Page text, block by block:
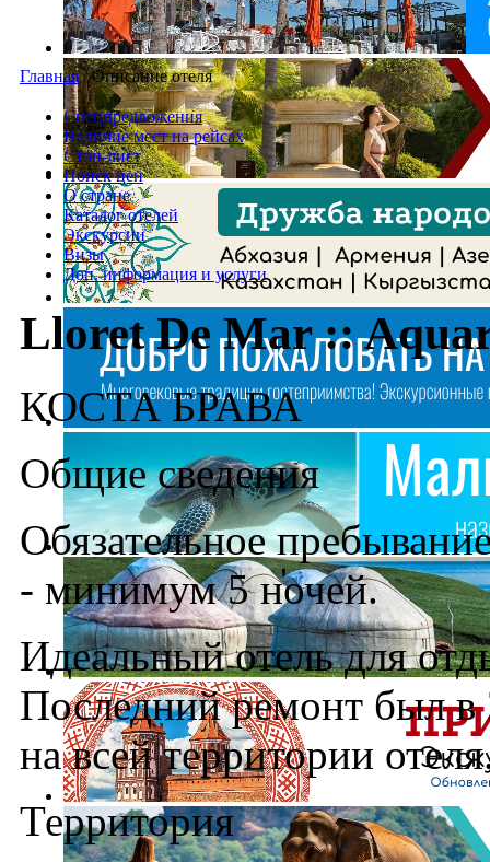
Главная /Описание отеля
Спецпредложения
Наличие мест на рейсах
Стоп-лист
Поиск цен
О стране
Каталог отелей
Экскурсии
Визы
Доп. информация и услуги
Lloret De Mar ::
КОСТА БРАВА
Общие сведения
Обязательное
- минимум 5 ночей.
Идеальный отель для
Последний ремонт был в
на всей территории
Территория